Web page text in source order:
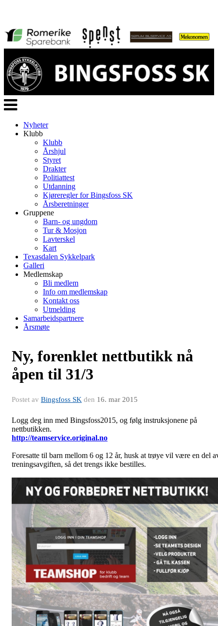
Veksle
navigasjon
Nyheter
Klubb
Klubb
Årshjul
Styret
Drakter
Politiattest
Utdanning
Kjøreregler for Bingsfoss SK
Årsberetninger
Gruppene
Barn- og ungdom
Tur & Mosjon
Lavterskel
Kart
Texasdalen Sykkelpark
Galleri
Medlemskap
Bli medlem
Info om medlemskap
Kontakt oss
Utmelding
Samarbeidspartnere
Årsmøte
Ny, forenklet nettbutikk nå
åpen til 31/3
Postet av Bingsfoss SK den 16. mar 2015
Logg deg inn med Bingsfoss2015, og følg instruksjonene på
nettbutikken.
http://teamservice.original.no
Foresatte til barn mellom 6 og 12 år, husk at trøye vil være en del
treningsavgiften, så det trengs ikke bestilles.